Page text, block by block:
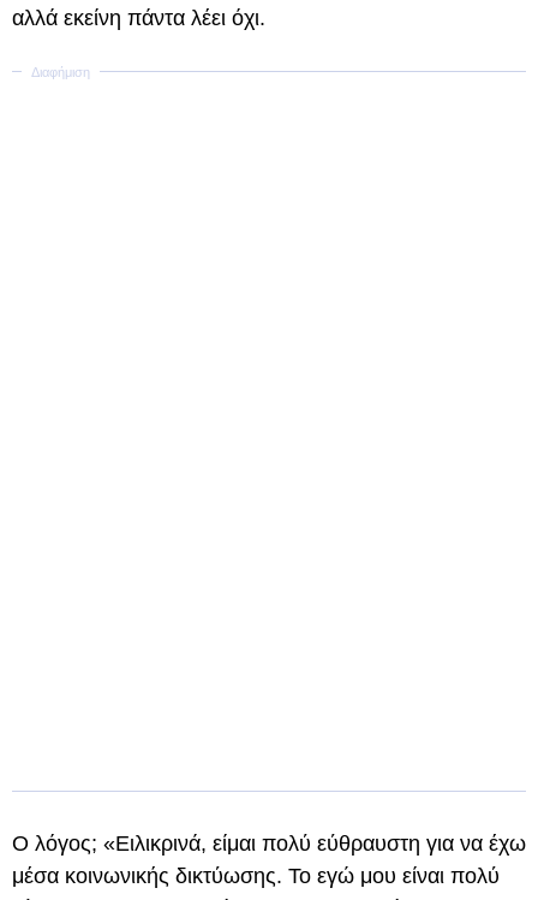
αλλά εκείνη πάντα λέει όχι.
Ο λόγος; «Ειλικρινά, είμαι πολύ εύθραυστη για να έχω
μέσα κοινωνικής δικτύωσης. Το εγώ μου είναι πολύ